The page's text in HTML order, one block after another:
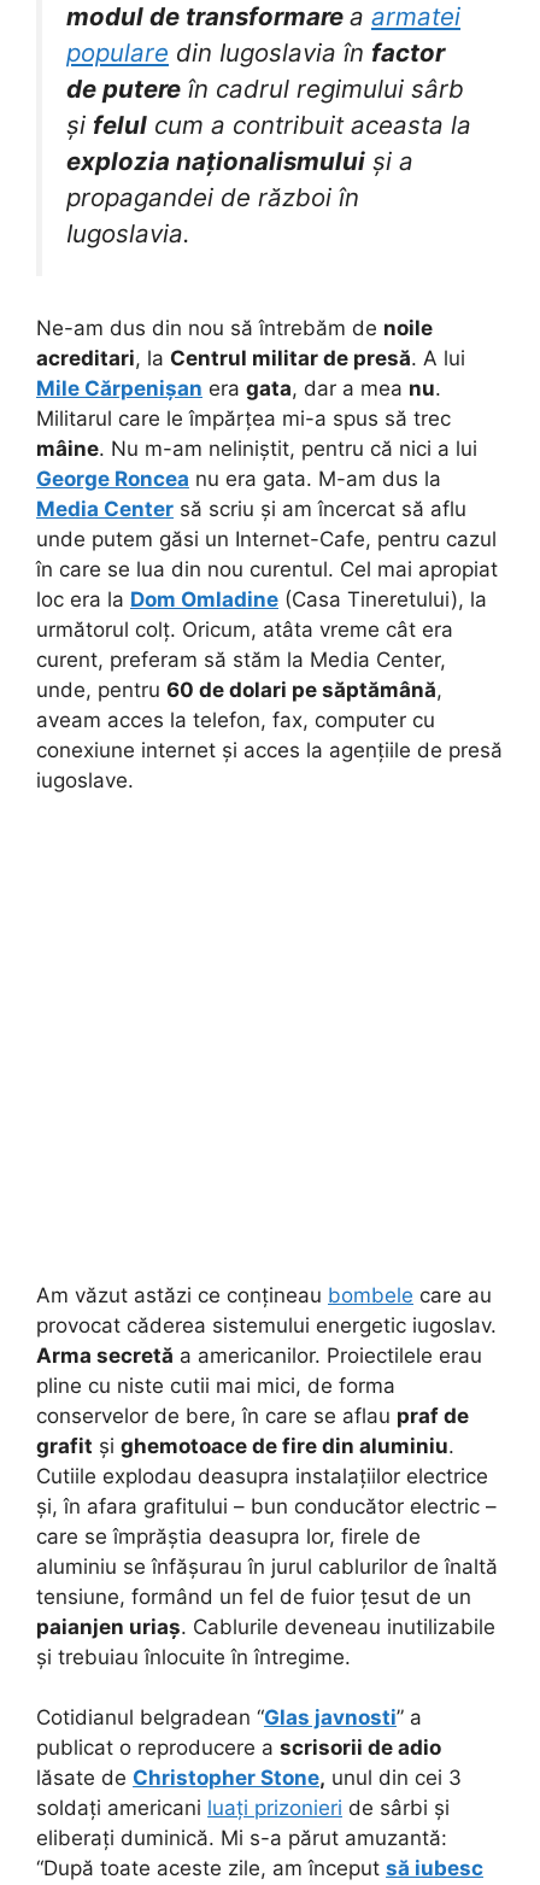
modul de transformare a armatei
populare din Iugoslavia în factor
de putere în cadrul regimului sârb
și felul cum a contribuit aceasta la
explozia naționalismului și a
propagandei de război în
Iugoslavia.
Ne-am dus din nou să întrebăm de noile
acreditari, la Centrul militar de presă. A lui
Mile Cărpenișan era gata, dar a mea nu.
Militarul care le împărțea mi-a spus să trec
mâine. Nu m-am neliniștit, pentru că nici a lui
George Roncea nu era gata. M-am dus la
Media Center să scriu și am încercat să aflu
unde putem găsi un Internet-Cafe, pentru cazul
în care se lua din nou curentul. Cel mai apropiat
loc era la Dom Omladine (Casa Tineretului), la
următorul colț. Oricum, atâta vreme cât era
curent, preferam să stăm la Media Center,
unde, pentru 60 de dolari pe săptămână,
aveam acces la telefon, fax, computer cu
conexiune internet și acces la agențiile de presă
iugoslave.
Am văzut astăzi ce conțineau bombele care au
provocat căderea sistemului energetic iugoslav.
Arma secretă a americanilor. Proiectilele erau
pline cu niste cutii mai mici, de forma
conservelor de bere, în care se aflau praf de
grafit și ghemotoace de fire din aluminiu.
Cutiile explodau deasupra instalațiilor electrice
și, în afara grafitului – bun conducător electric –
care se împrăștia deasupra lor, firele de
aluminiu se înfășurau în jurul cablurilor de înaltă
tensiune, formând un fel de fuior țesut de un
paianjen uriaș. Cablurile deveneau inutilizabile
și trebuiau înlocuite în întregime.
Cotidianul belgradean “Glas javnosti” a
publicat o reproducere a scrisorii de adio
lăsate de Christopher Stone, unul din cei 3
soldați americani luați prizonieri de sârbi și
eliberați duminică. Mi s-a părut amuzantă:
“După toate aceste zile, am început să iubesc